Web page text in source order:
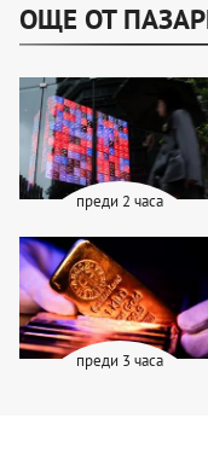
ОЩЕ ОТ
преди 2 часа
преди 3 часа